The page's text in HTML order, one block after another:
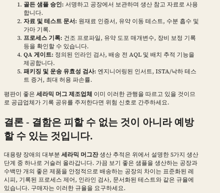
골든 샘플 승인: 서명하고 공장에서 보관하며 생산 참고 자료로 사용
합니다.
자료 및 테스트 문서: 원재료 인증서, 유약 이동 테스트, 수분 흡수 및
가마 기록.
프로세스 기록: 건조 프로파일, 유약 도포 매개변수, 장비 보정 기록
등을 확인할 수 있습니다.
QA 게이트: 정의된 인라인 검사, 배송 전 AQL 및 배치 추적 기능을
제공합니다.
패키징 및 운송 유효성 검사: 엔지니어링된 인서트, ISTA/낙하 테스
트 증거, 최대 허용 파손률.
평판이 좋은 세라믹 머그 제조업체 이미 이러한 관행을 따르고 있을 것이므
로 공급업체가 기록 공유를 주저한다면 위험 신호로 간주하세요.
결론 - 결함은 피할 수 없는 것이 아니라 예방
할 수 있는 것입니다.
대용량 장애의 대부분 세라믹 머그잔생산 추적은 위에서 설명한 5가지 생산
단계 중 하나로 거슬러 올라갑니다. 가끔 보기 좋은 샘플을 생산하는 공장과
수백만 개의 좋은 제품을 안정적으로 배송하는 공장의 차이는 표준화된 레
시피, 기록된 프로세스 제어, 인라인 검사, 문서화된 테스트와 같은 규율에
있습니다. 구매자는 이러한 규율을 요구하세요.